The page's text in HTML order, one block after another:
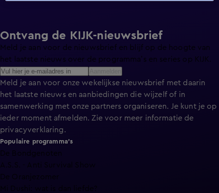
Ontvang de KIJK-nieuwsbrief
Meld je aan voor de nieuwsbrief en blijf op de hoogte van
het laatste nieuws over de programma’s en series op KIJK.
Meld je aan voor onze wekelijkse nieuwsbrief met daarin
het laatste nieuws en aanbiedingen die wijzelf of in
samenwerking met onze partners organiseren. Je kunt je op
ieder moment afmelden. Zie voor meer informatie de
privacyverklaring.
Populaire programma's
De Bondgenoten
A.S.S. - Anti Survival Show
De Oranjezomer
Mi Dushi: wat is dan liefde?